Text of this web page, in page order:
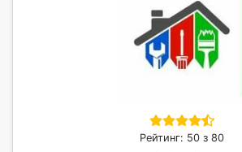
Рейтинг: 50 з 80